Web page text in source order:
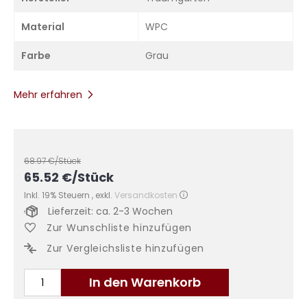
Material WPC
Farbe Grau
Mehr erfahren
68.97€/Stück
65.52 €/Stück
Inkl. 19% Steuern , exkl. Versandkosten
In den Warenkorb
Lieferzeit: ca. 2-3 Wochen
Zur Wunschliste hinzufügen
Zur Vergleichsliste hinzufügen